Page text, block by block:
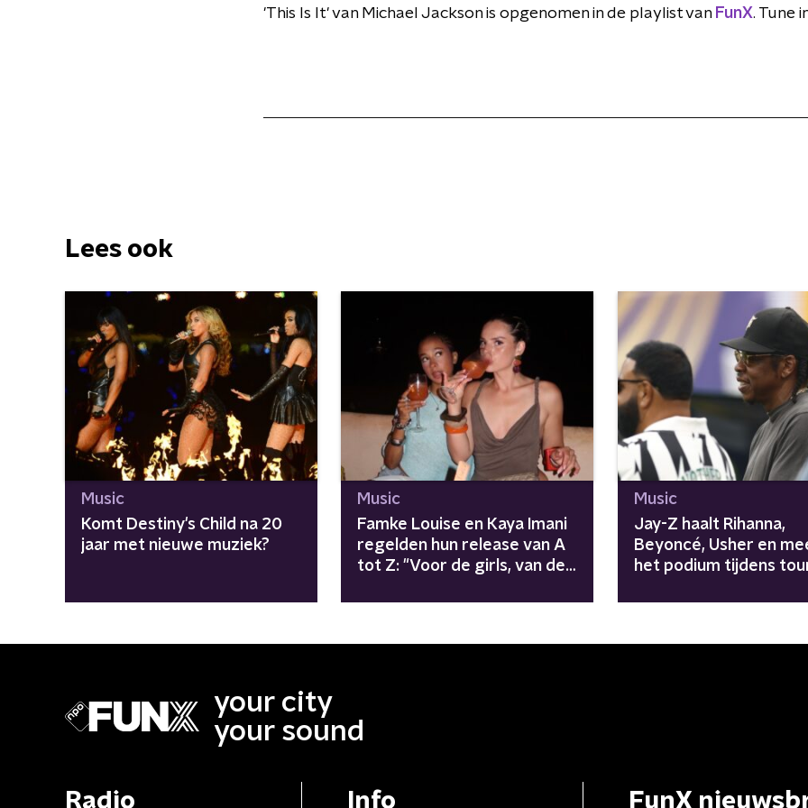
'This Is It' van Michael Jackson is opgenomen in de playlist van FunX. Tune
Lees ook
Music
Komt Destiny's Child na 20
jaar met nieuwe muziek?
Music
Famke Louise en Kaya Imani
regelden hun release van A
tot Z: "Voor de girls, van de
Music
Jay-Z haalt Rihanna,
Beyoncé, Usher en
het podium tijdens
meegenomen"
your city
your sound
Radio Info FunX